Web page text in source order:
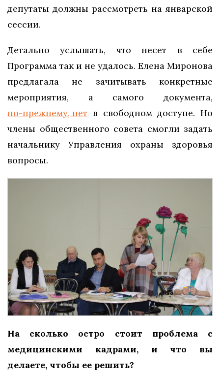
депутаты должны рассмотреть на январской
сессии.
Детально услышать, что несет в себе
Программа так и не удалось. Елена Миронова
предлагала не зачитывать конкретные
мероприятия, а самого документа,
по-прежнему, нет в свободном доступе. Но
члены общественного совета смогли задать
начальнику Управления охраны здоровья
вопросы.
На сколько остро стоит проблема с
медицинскими кадрами, и что вы
делаете, чтобы ее решить?